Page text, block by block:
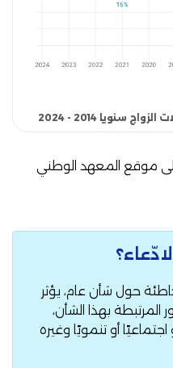
سنويا 2014 - 2024
على موقع المعهد الوطني
حول شأن عام، يؤثر
بهذا الشأن،
أو تنمويًا وغيره